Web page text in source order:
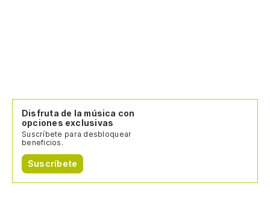
Disfruta de la música con
opciones exclusivas
Suscríbete para desbloquear
beneficios.
Suscríbete